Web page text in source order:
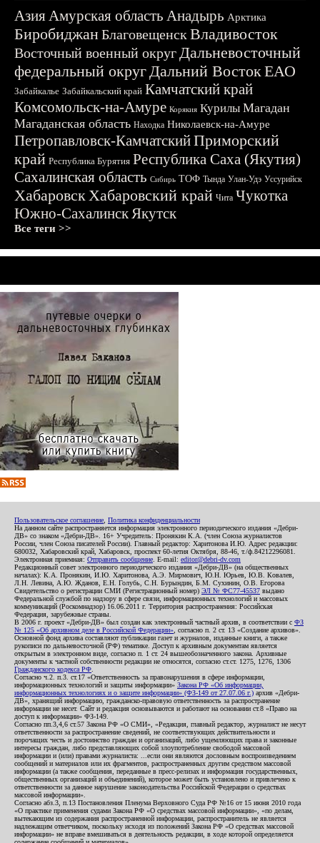
АзияАмурская область Анадырь Арктика
БиробиджанБлаговещенскВладивосток
Восточный военный округДальневосточный
федеральный округДальний ВостокЕАО
Забайкалье Забайкальский край Камчатский край
Комсомольск-на-Амуре Корякия Курилы Магадан
Магаданская область Находка Николаевск-на-Амуре
Петропавловск-КамчатскийПриморский
край Республика Бурятия Республика Саха (Якутия)
Сахалинская область Сибирь ТОФ Тында Улан-Удэ Уссурийск
ХабаровскХабаровский край Чита Чукотка
Южно-СахалинскЯкутск
Все теги >>
Пользовательское соглашение Политика конфиденциальности
На данном сайте распространяется информация электронного периодического издания «Дебри-
ДВ» со знаком «Дебри-ДВ». 16+ Учредитель: Пронякин К.А. (член Союза журналистов
России, член Союза писателей России). Главный редактор: Харитонова И.Ю. Адрес редакции:
680032, Хабаровский край, Хабаровск, проспект 60-летия Октября, 88-46, т./ф.84212296081.
Электронная приемная: Отправить сообщение . E-mail: editor@debri-dv.com
Редакционный совет электронного периодического издания «Дебри-ДВ» (на общественных
началах): К.А. Пронякин, И.Ю. Харитонова, А.Э. Мирмович, Ю.Н. Юрьев, Ю.В. Ковалев,
Л.Н. Левина, А.Ю. Жданов, Е.Н. Голубь, С.Н. Бурындин, Б.М. Сухинин, О.В. Егорова
Свидетельство о регистрации СМИ (Регистрационный номер) ЭЛ № ФС77-45537 выдано
Федеральной службой по надзору в сфере связи, информационных технологий и массовых
коммуникаций (Роскомнадзор) 16.06.2011 г. Территория распространения: Российская
Федерация, зарубежные страны.
В 2006 г. проект «Дебри-ДВ» был создан как электронный частный архив, в соответствии с ФЗ
№ 125 «Об архивном деле в Российской Федерации» , согласно п. 2 ст. 13 «Создание архивов».
Основной фонд архива составляют публикации газет и журналов, изданные книги, а также
рукописи по дальневосточной (РФ) тематике. Доступ к архивным документам является
открытым в электронном виде, согласно п. 1 ст. 24 вышеобозначенного закона. Архивные
документы к частной собственности редакции не относятся, согласно ст.ст. 1275, 1276, 1306
Гражданского кодекса РФ
Согласно ч.2. п.3. ст.17 «Ответственность за правонарушения в сфере информации,
информационных технологий и защиты информации» Закона РФ «Об информации,
информационных технологиях и о защите информации» (ФЗ-149 от 27.07.06 г.) архив «Дебри-
ДВ», хранящий информацию, гражданско-правовую ответственность за распространение
информации не несет. Сайт и редакция основываются и работают на основании ст.8 «Право на
доступ к информации» ФЗ-149.
Согласно пп.3,4,6 ст.57 Закона РФ «О СМИ», «Редакция, главный редактор, журналист не несут
ответственности за распространение сведений, не соответствующих действительности и
порочащих честь и достоинство граждан и организаций, либо ущемляющих права и законные
интересы граждан, либо представляющих собой злоупотребление свободой массовой
информации и (или) правами журналиста: ...если они являются дословным воспроизведением
сообщений и материалов или их фрагментов, распространенных другим средством массовой
информации (а также сообщения, переданные в пресс-релизах и информация государственных,
общественных организаций и объединений), которое может быть установлено и привлечено к
ответственности за данное нарушение законодательства Российской Федерации о средствах
массовой информации».
Согласно абз.3, п.13 Постановления Пленума Верховного Суда РФ №16 от 15 июня 2010 года
«О практике применения судами Закона РФ «О средствах массовой информации», «по делам,
вытекающим из содержания распространенной информации, распространитель не является
надлежащим ответчиком, поскольку исходя из положений Закона РФ «О средствах массовой
информации» не вправе вмешиваться в деятельность редакции, в ходе которой определяется